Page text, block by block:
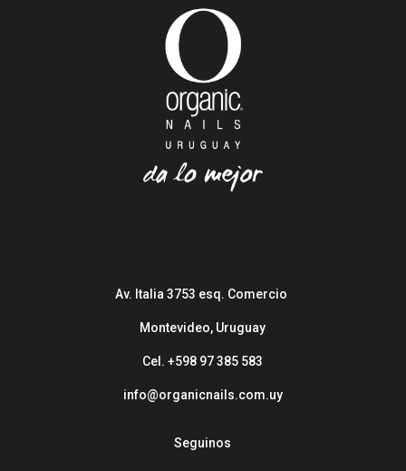
Av. Italia 3753 esq. Comercio
Montevideo, Uruguay
Cel. +598 97 385 583
info@organicnails.com.uy
Seguinos